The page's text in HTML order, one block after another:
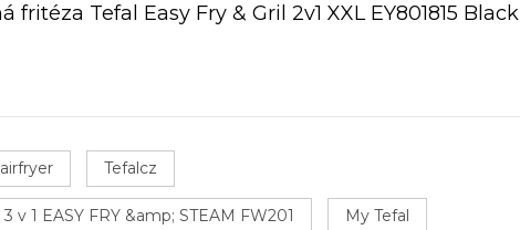
fritéza Tefal Easy Fry & Gril 2v1 XXL EY801815 Black
airfryer Tefalcz
v 1 EASY FRY &amp; STEAM FW201 My Tefal